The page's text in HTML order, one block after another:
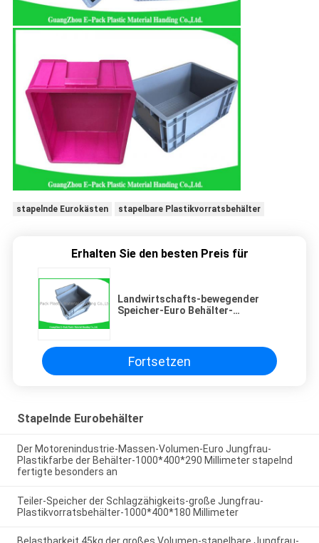
stapelnde Eurokästen stapelbare Plastikvorratsbehälter
Erhalten Sie den besten Preis für
Landwirtschafts-bewegender
Speicher-Euro Behälter-
Fortsetzen
Stapelnde Eurobehälter
Der Motorenindustrie-Massen-Volumen-Euro Jungfrau-
Plastikfarbe der Behälter-1000*400*290 Millimeter stapelnd
fertigte besonders an
Teiler-Speicher der Schlagzähigkeits-große Jungfrau-
Plastikvorratsbehälter-1000*400*180 Millimeter